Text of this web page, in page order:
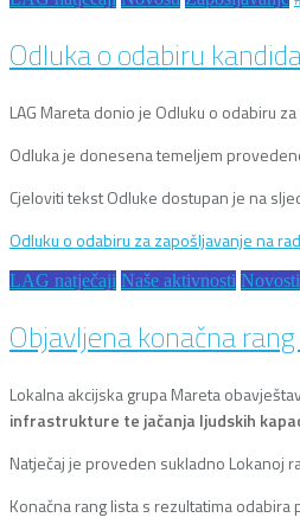
Odluka o odabiru
LAG Maretadonio je Odluku o odabiru
Odluka je donesena temeljem
Cjeloviti tekst Odluke dostupan je na
Odluku o odabiru za zapošljavanje na
LAG natječaji Naše aktivnosti Novosti
Objavljena konačna
Lokalna akcijska grupa Mareta
infrastrukture te jačanja ljudskih
Natječaj je proveden sukladno Lokanoj
Konačna rang lista s rezultatima